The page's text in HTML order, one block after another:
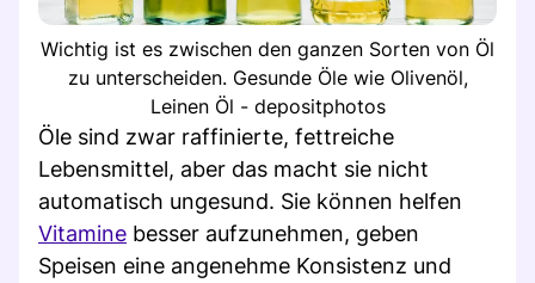
Wichtig ist es zwischen den ganzen Sorten von Öl
zu unterscheiden. Gesunde Öle wie Olivenöl,
Leinen Öl - depositphotos
Öle sind zwar raffinierte, fettreiche
Lebensmittel, aber das macht sie nicht
automatisch ungesund. Sie können helfen
Vitamine besser aufzunehmen, geben
Speisen eine angenehme Konsistenz und